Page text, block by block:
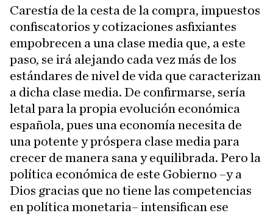
Carestía de la cesta de la compra, impuestos
confiscatorios y cotizaciones asfixiantes
empobrecen a una clase media que, a este
paso, se irá alejando cada vez más de los
estándares de nivel de vida que caracterizan
a dicha clase media. De confirmarse, sería
letal para la propia evolución económica
española, pues una economía necesita de
una potente y próspera clase media para
crecer de manera sana y equilibrada. Pero la
política económica de este Gobierno –y a
Dios gracias que no tiene las competencias
en política monetaria– intensifican ese